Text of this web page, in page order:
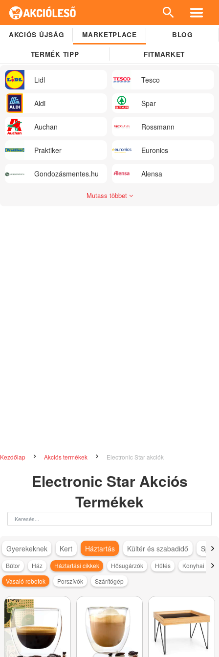
AKCIÓS ÚJSÁG MARKETPLACE BLOG
TERMÉK TIPP FITMARKET
Lidl Tesco
Aldi Spar
Auchan Rossmann
Praktiker Euronics
Gondozásmentes.hu Alensa
Mutass többet
Kezdőlap Akciós termékek Electronic Star akciók
Electronic Star Akciós
Termékek
Gyerekeknek Kert Háztartás Kültér és szabadidő
Bútor Ház Háztartási cikkek Hősugárzók Hűtés
Konyhai
Vasaló robotok
Porszívók Szárítógép